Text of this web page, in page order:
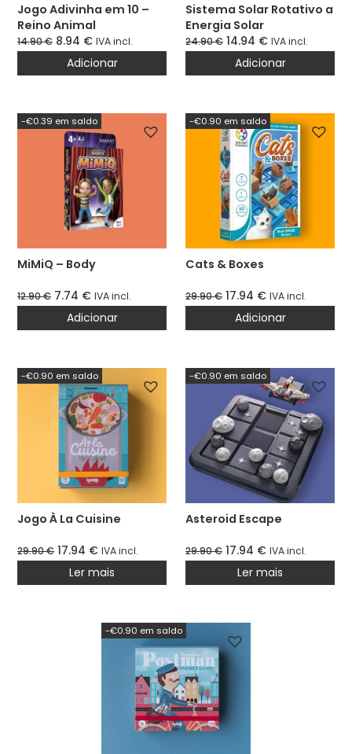
Jogo Adivinha em 10 –
Reino Animal
14.90€ 8.94 € IVA incl.
Adicionar
Sistema Solar Rotativo a
Energia Solar
24.90€ 14.94 € IVA incl.
Adicionar
MiMiQ – Body
12.90€ 7.74 € IVA incl.
-€0.39 em saldo
Adicionar
Cats & Boxes
29.90€ 17.94 € IVA incl.
-€0.90 em saldo
Adicionar
Jogo À La Cuisine
29.90€ 17.94 € IVA incl.
-€0.90 em saldo
Ler mais
Asteroid Escape
29.90€ 17.94 € IVA incl.
-€0.90 em saldo
Ler mais
-€0.90 em saldo